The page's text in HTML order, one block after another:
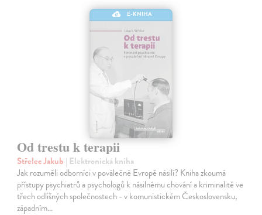
E-KNIHA
Od trestu k terapii
Střelec Jakub | Elektronická kniha
Jak rozuměli odborníci v poválečné Evropě násilí? Kniha zkoumá
přístupy psychiatrů a psychologů k násilnému chování a kriminalitě ve
třech odlišných společnostech - v komunistickém Československu,
západním…